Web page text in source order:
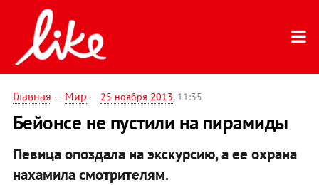
Главная — Мир — 25 ноября 2013, 11:35
Бейонсе не пустили на пирамиды
Певица опоздала на экскурсию, а ее охрана
нахамила смотрителям.